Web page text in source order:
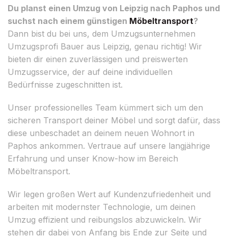
Du planst einen Umzug von Leipzig nach Paphos und
suchst nach einem günstigen Möbeltransport?
Dann bist du bei uns, dem Umzugsunternehmen
Umzugsprofi Bauer aus Leipzig, genau richtig! Wir
bieten dir einen zuverlässigen und preiswerten
Umzugsservice, der auf deine individuellen
Bedürfnisse zugeschnitten ist.
Unser professionelles Team kümmert sich um den
sicheren Transport deiner Möbel und sorgt dafür, dass
diese unbeschadet an deinem neuen Wohnort in
Paphos ankommen. Vertraue auf unsere langjährige
Erfahrung und unser Know-how im Bereich
Möbeltransport.
Wir legen großen Wert auf Kundenzufriedenheit und
arbeiten mit modernster Technologie, um deinen
Umzug effizient und reibungslos abzuwickeln. Wir
stehen dir dabei von Anfang bis Ende zur Seite und